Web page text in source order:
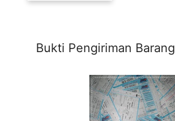
Bukti Pengiriman Barang